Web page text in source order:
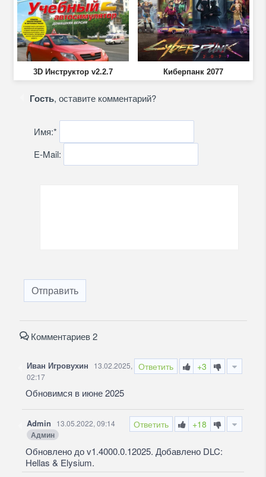
3D Инструктор v2.2.7 Киберпанк 2077
Гость, оставите комментарий?
Имя:*
E-Mail:
Отправить
Комментариев 2
Ответить +3
Иван Игровухин
13.02.2025,
02:17
Обновимся в июне 2025
Ответить +18
Admin 13.05.2022, 09:14
Админ
Обновлено до v1.4000.0.12025. Добавлено DLC:
Hellas & Elysium.